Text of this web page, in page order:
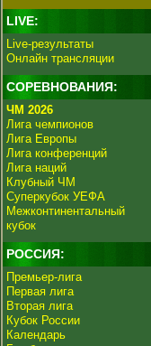
LIVE:
Live-результаты
Онлайн трансляции
СОРЕВНОВАНИЯ:
ЧМ 2026
Лига чемпионов
Лига Европы
Лига конференций
Лига наций
Клубный ЧМ
Суперкубок УЕФА
Межконтинентальный
кубок
РОССИЯ:
Премьер-лига
Первая лига
Вторая лига
Кубок России
Календарь